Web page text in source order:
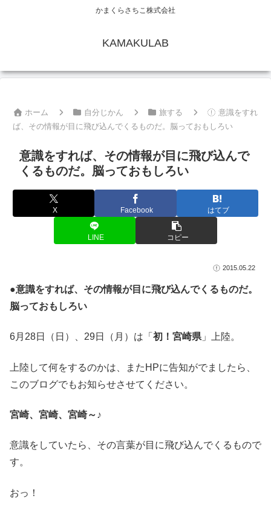
かまくらさちこ株式会社
KAMAKULAB
ホーム 自分じかん 旅する
意識をすれ
ば、その情報が目に飛び込んでくるものだ。脳っておもしろい
意識をすれば、その情報が目に飛び込んで
くるものだ。脳っておもしろい
X Facebook はてブ
LINE コピー
2015.05.22
●意識をすれば、その情報が目に飛び込んでくるものだ。
脳っておもしろい
6月28日（日）、29日（月）は「 初！宮崎県 」上陸。
上陸して何をするのかは、またHPに告知がでましたら、
このブログでもお知らせさせてください。
宮崎、宮崎、宮崎～♪
意識をしていたら、その言葉が目に飛び込んでくるもので
す。
おっ！